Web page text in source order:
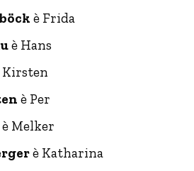
è Frida
è Hans
Kirsten
è Per
è Melker
è Katharina